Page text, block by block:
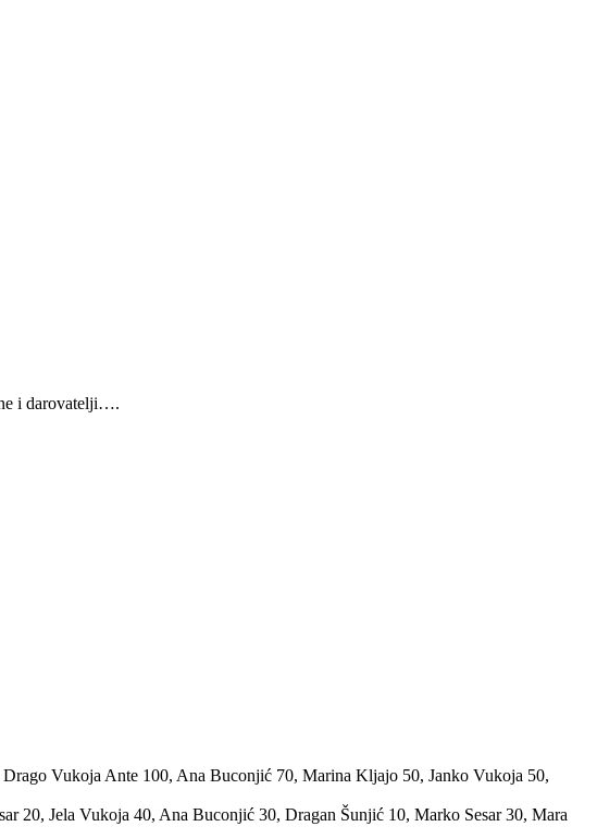
i darovatelji….
Vukoja Ante 100, Ana Buconjić 70, Marina Kljajo 50, Janko Vukoja 50,
Jela Vukoja 40, Ana Buconjić 30, Dragan Šunjić 10, Marko Sesar 30, Mara